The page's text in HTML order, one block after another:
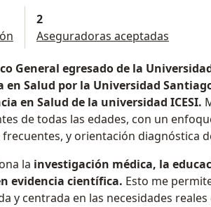
2
Aseguradoras aceptadas
General egresado de la
en Salud por la Universidad
en Salud de la universidad ICESI.
de todas las edades, con un
y orientación diagnóstica
la investigación médica, la
evidencia científica. Esto me
y centrada en las necesidades